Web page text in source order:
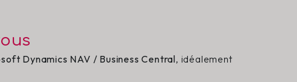
Dynamics NAV / Business Central, idéalement